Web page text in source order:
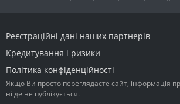
Реєстраційні дані наших партнерів
Кредитування і ризики
Політика конфіденційності
Якщо Ви просто переглядаєте сайт, інформація
ні де не публікується.